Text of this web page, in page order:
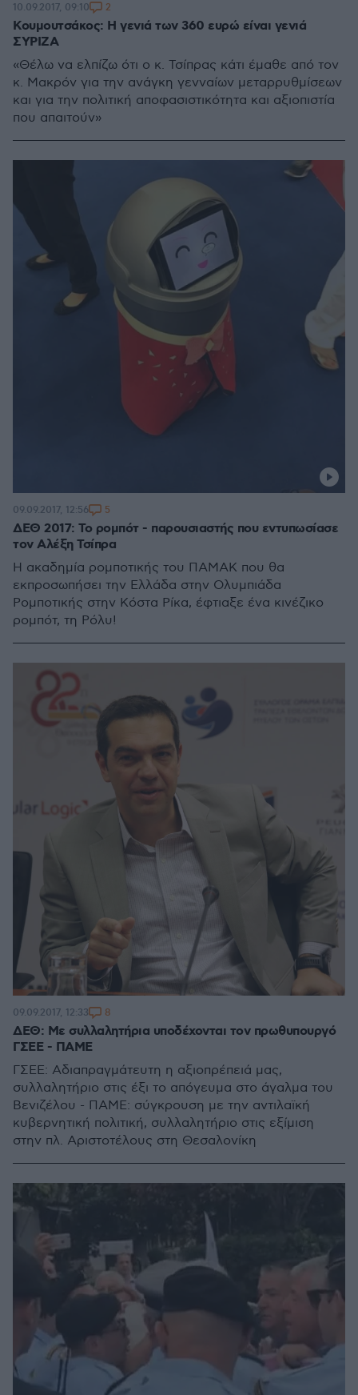
Κουμουτσάκος: Η γενιά των 360 ευρώ είναι γενιά
ΣΥΡΙΖΑ
«Θέλω να ελπίζω ότι ο κ. Τσίπρας κάτι έμαθε από τον
κ. Μακρόν για την ανάγκη γενναίων μεταρρυθμίσεων
και για την πολιτική αποφασιστικότητα και αξιοπιστία
που απαιτούν»
10.09.2017, 09:10 2
ΔΕΘ 2017: Το ρομπότ - παρουσιαστής που εντυπωσίασε
τον Αλέξη Τσίπρα
Η ακαδημία ρομποτικής του ΠΑΜΑΚ που θα
εκπροσωπήσει την Ελλάδα στην Ολυμπιάδα
Ρομποτικής στην Κόστα Ρίκα, έφτιαξε ένα κινέζικο
ρομπότ, τη Ρόλυ!
09.09.2017, 12:56 5
ΔΕΘ: Με συλλαλητήρια υποδέχονται τον πρωθυπουργό
ΓΣΕΕ - ΠΑΜΕ
ΓΣΕΕ: Αδιαπραγμάτευτη η αξιοπρέπειά μας,
συλλαλητήριο στις έξι το απόγευμα στο άγαλμα του
Βενιζέλου - ΠΑΜΕ: σύγκρουση με την αντιλαϊκή
κυβερνητική πολιτική, συλλαλητήριο στις εξίμιση
στην πλ. Αριστοτέλους στη Θεσαλονίκη
09.09.2017, 12:33 8